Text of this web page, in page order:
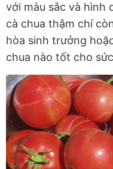
với màu sắc và hình
cà chua thậm chí
hòa sinh trưởng
chua nào tốt cho